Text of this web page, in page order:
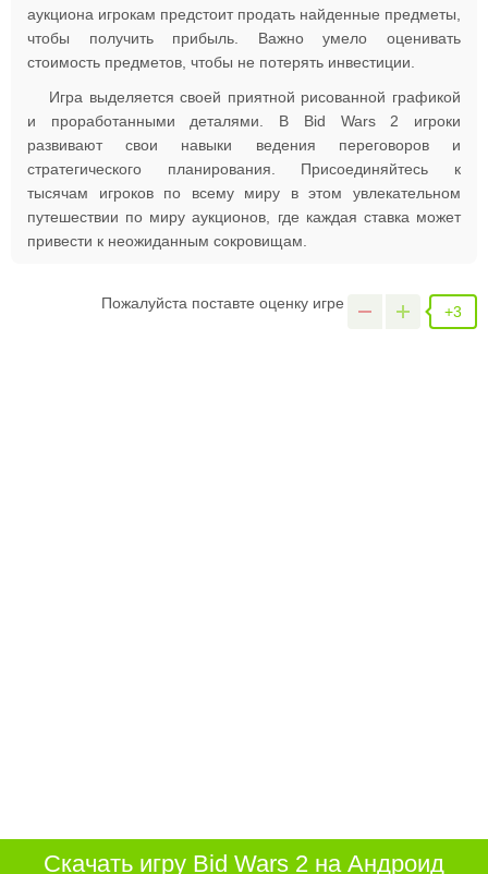
аукциона игрокам предстоит продать найденные предметы,
чтобы получить прибыль. Важно умело оценивать
стоимость предметов, чтобы не потерять инвестиции.
Игра выделяется своей приятной рисованной графикой
и проработанными деталями. В Bid Wars 2 игроки
развивают свои навыки ведения переговоров и
стратегического планирования. Присоединяйтесь к
тысячам игроков по всему миру в этом увлекательном
путешествии по миру аукционов, где каждая ставка может
привести к неожиданным сокровищам.
Пожалуйста поставте оценку игре +3
Скачать игру Bid Wars 2 на Андроид